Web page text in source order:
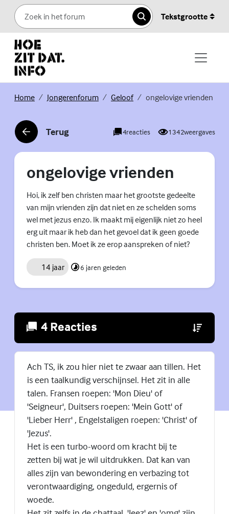
Skip to content
Zoeken
Tekstgrootte
Home(Externe link)
Jongerenforum(Externe link)
Geloof(Externe link)
ongelovige vrienden
Terug
(Externe link) 4reacties 1342weergaves
ongelovige vrienden
Hoi, ik zelf ben christen maar het grootste gedeelte
van mijn vrienden zijn dat niet en ze schelden soms
wel met jezus enzo. Ik maakt mij eigenlijk niet zo heel
erg uit maar ik heb dan het gevoel dat ik geen goede
christen ben. Moet ik ze erop aanspreken of niet?
14 jaar 6 jaren geleden
4 Reacties (Externe
Ach TS, ik zou hier niet te zwaar aan tillen. Het
is een taalkundig verschijnsel. Het zit in alle
talen. Fransen roepen: 'Mon Dieu' of
'Seigneur', Duitsers roepen: 'Mein Gott' of
'Lieber Herr' , Engelstaligen roepen: 'Christ' of
'Jezus'.
Het is een turbo-woord om kracht bij te
zetten bij wat je wil uitdrukken. Dat kan van
alles zijn van bewondering en verbazing tot
verontwaardiging, ongeduld, ergernis of
woede.